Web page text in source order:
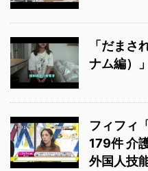
「だまさ
ナム編）
フィフィ
179件 介
外国人技